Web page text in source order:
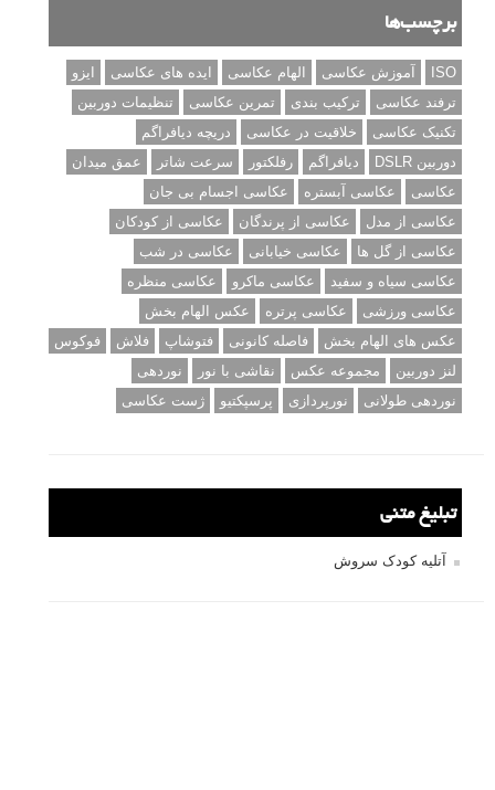
برچسب‌ها
ISO آموزش عکاسی الهام عکاسی ایده های عکاسی
ایزو
ترفند عکاسی
ترکیب بندی تمرین عکاسی
تنظیمات دوربین
تکنیک عکاسی
خلاقیت در عکاسی
دریچه دیافراگم
دوربین DSLR
دیافراگم رفلکتور سرعت شاتر
عمق میدان
عکاسی
عکاسی آبستره
عکاسی اجسام بی جان
عکاسی از مدل
عکاسی از پرندگان
عکاسی از کودکان
عکاسی از گل ها
عکاسی خیابانی
عکاسی در شب
عکاسی سیاه و سفید
عکاسی ماکرو
عکاسی منظره
عکاسی ورزشی
عکاسی پرتره
عکس الهام بخش
عکس های الهام بخش
فاصله کانونی فتوشاپ فلاش
فوکوس
لنز دوربین
مجموعه عکس نقاشی با نور
نوردهی
نوردهی طولانی
نورپردازی پرسپکتیو ژست عکاسی
تبلیغ متنی
آتلیه کودک سروش